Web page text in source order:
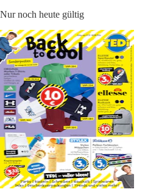
Nur noch heute gültig